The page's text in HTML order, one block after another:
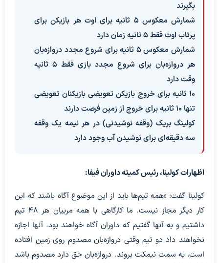
بگیرند
شمارش معکوس ۵ ثانیه برای اوت هر بازیکن برای
پرتاب اوت فقط ۵ ثانیه زمان دارد
شمارش معکوس ۵ ثانیه برای شروع مجدد دروازه‌بان
هر دروازه‌بان برای شروع مجدد بازی فقط ۵ ثانیه
وقت دارد
۱۰ ثانیه برای خروج بازیکن تعویضی بازیکنان تعویضی
تنها ۱۰ ثانیه برای خروج از زمین فرصت دارند
کولینگ بریک (وقفه نوشیدنی) در هر نیمه یک وقفه
سه دقیقه‌ای برای نوشیدن آب وجود دارد
اظهارات کولینا، رئیس کمیته داوران فیفا:
کولینا گفت: «همه تیم‌ها باید از این موضوع آگاه باشند که این
کار دیگر مجاز نیست. ما کارگاهی با همه مربیان هر ۴۸ تیم
داشتیم و به آنها گفتیم که داوران آگاه خواهند بود. آنها اجازه
نخواهند داد دو تیم وقتی دروازه‌بان مصدوم روی زمین افتاده
است، به سمت نیمکت بروند. دروازه‌بان حق دارد مصدوم باشد